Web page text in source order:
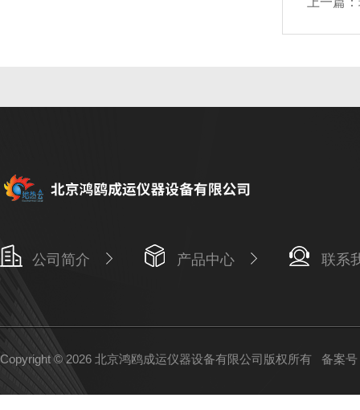
公司简介 产品中心 联系
Copyright © 2026 北京鸿鸥成运仪器设备有限公司版权所有 备案号